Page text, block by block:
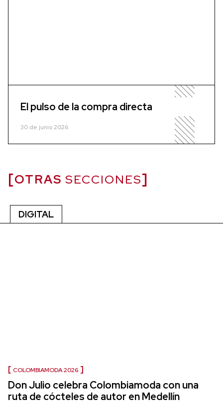
El pulso de la compra directa
30 de junio 2026
OTRAS SECCIONES
DIGITAL
COLOMBIAMODA 2026
Don Julio celebra Colombiamoda con una
ruta de cócteles de autor en Medellín